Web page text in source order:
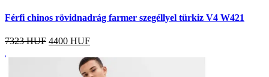
Férfi chinos rövidnadrág farmer szegéllyel türkiz V4 W421
7323 HUF 4400 HUF